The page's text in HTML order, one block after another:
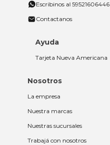
Escribinos al 59521606446
Contactanos
Ayuda
Tarjeta Nueva Americana
Nosotros
La empresa
Nuestra marcas
Nuestras sucursales
Trabajá con nosotros